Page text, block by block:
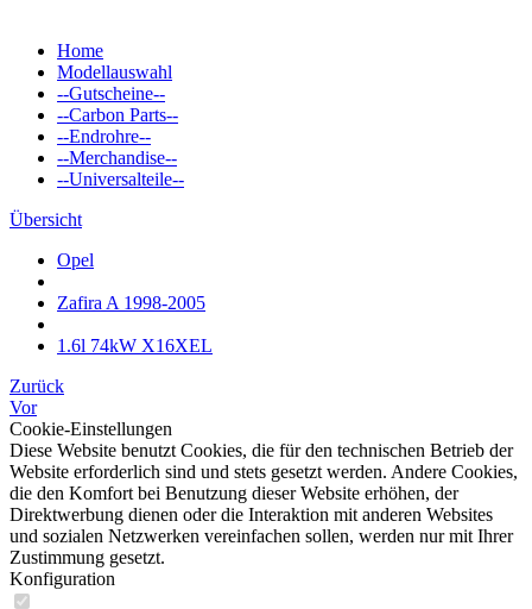
Home
Modellauswahl
--Gutscheine--
--Carbon Parts--
--Endrohre--
--Merchandise--
--Universalteile--
Übersicht
Opel
Zafira A 1998-2005
1.6l 74kW X16XEL
Zurück
Vor
Cookie-Einstellungen
Diese Website benutzt Cookies, die für den technischen Betrieb der
Website erforderlich sind und stets gesetzt werden. Andere Cookies,
die den Komfort bei Benutzung dieser Website erhöhen, der
Direktwerbung dienen oder die Interaktion mit anderen Websites
und sozialen Netzwerken vereinfachen sollen, werden nur mit Ihrer
Zustimmung gesetzt.
Konfiguration